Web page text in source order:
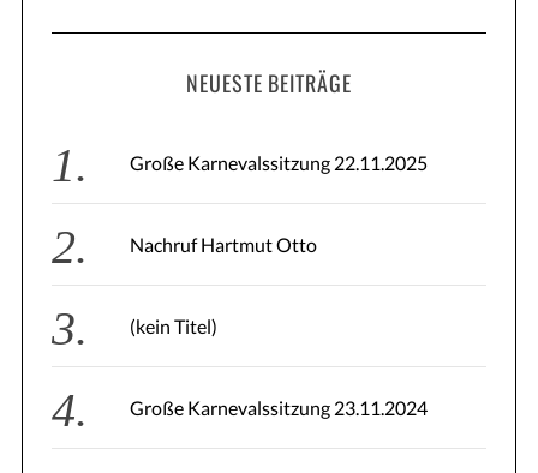
NEUESTE BEITRÄGE
Große Karnevalssitzung 22.11.2025
Nachruf Hartmut Otto
(kein Titel)
Große Karnevalssitzung 23.11.2024
a
h